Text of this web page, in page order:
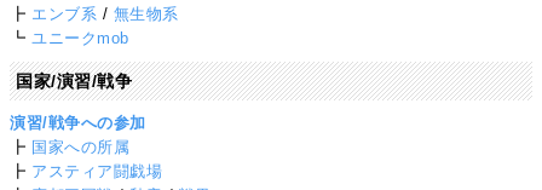
┣ エンブ系 / 無生物系
┗ ユニークmob
国家/演習/戦争
演習/戦争への参加
┣ 国家への所属
┣ アスティア闘戯場